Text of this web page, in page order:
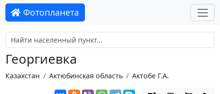
Фотопланета
Георгиевка
Казахстан Актюбинская область Актобе Г.А.